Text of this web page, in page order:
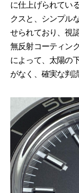
に仕上げられてい
クスと、シンプル
せられており、視
無反射コーティン
によって、太陽の
がなく、確実な判